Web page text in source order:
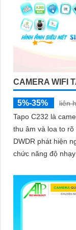
CAMERA WIFI
5%-35%
liên
Tapo C232 là
thu âm và loa to
DWDR phát hiện người
chức năng độ